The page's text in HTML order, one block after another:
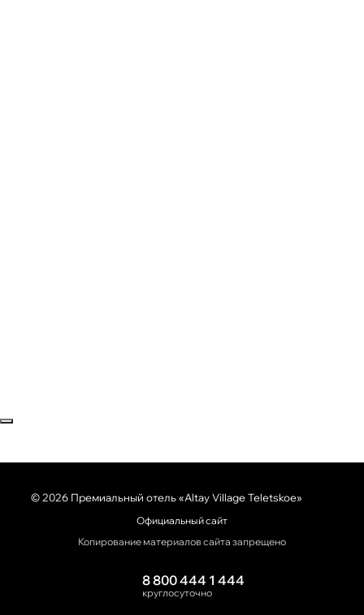
Закрыть попап
© 2026 Премиальный отель «Altay Village Teletskoe»
Официальный сайт
Копирование материалов сайта запрещено
8 800 444 1 444
круглосуточно